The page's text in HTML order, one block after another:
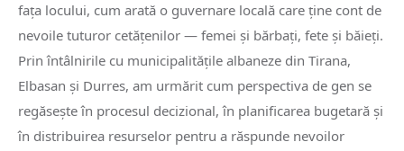
fața locului, cum arată o guvernare locală care ține cont de
nevoile tuturor cetățenilor — femei și bărbați, fete și băieți.
Prin întâlnirile cu municipalitățile albaneze din Tirana,
Elbasan și Durres, am urmărit cum perspectiva de gen se
regăsește în procesul decizional, în planificarea bugetară și
în distribuirea resurselor pentru a răspunde nevoilor